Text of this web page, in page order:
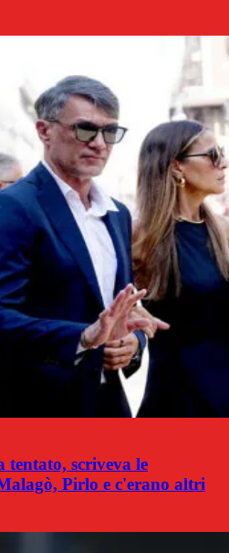
scriveva le
Pirlo e c'erano altri